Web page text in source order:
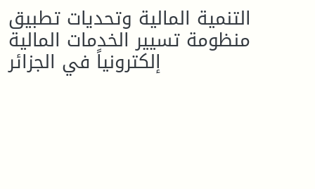
التنمية المالية وتحديات تطبيق
منظومة تسيير الخدمات المالية
إلكترونياً في الجزائر